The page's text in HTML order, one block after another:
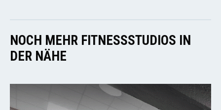
NOCH MEHR FITNESSSTUDIOS IN
DER NÄHE